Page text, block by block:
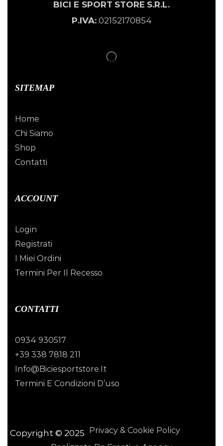
BICI E SPORT STORE S.R.L.
P.IVA:02152170854
SITEMAP
Home
Chi Siamo
Shop
Contatti
ACCOUNT
Login
Registrati
I Miei Ordini
Termini Per Il Recesso
CONTATTI
0934 930517
+39 338 7818 211
Info@biciesportstore.it
Termini E Condizioni D’uso
Copyright © 2025 Privacy & Cookie Policy